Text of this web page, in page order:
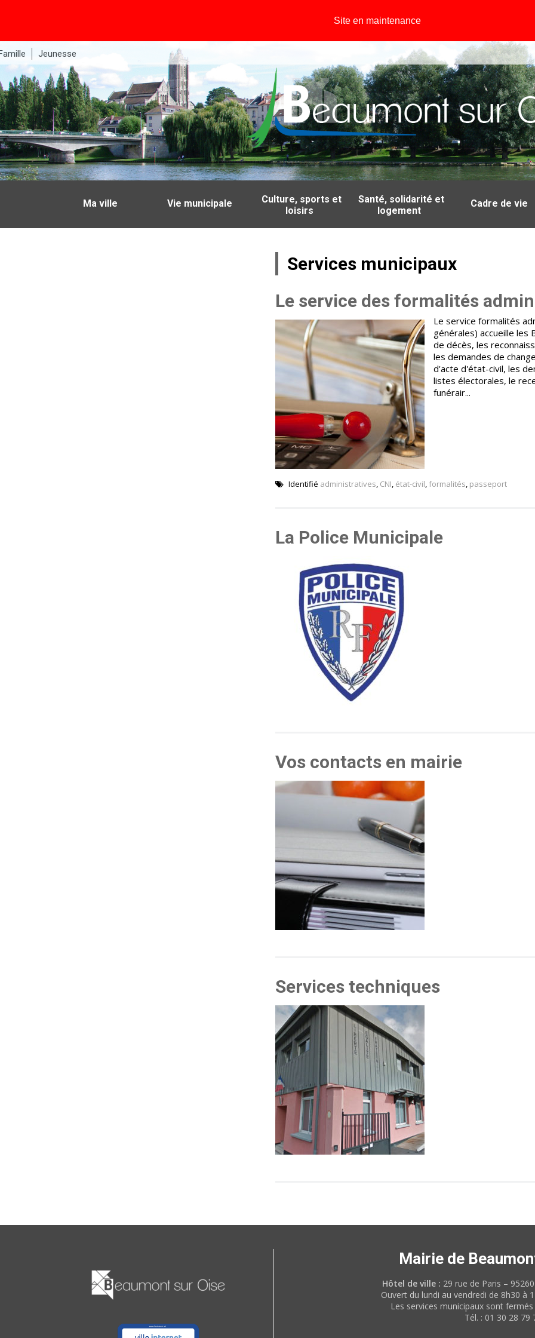
Jeunesse
Ma ville Vie municipale
Culture, sports et
loisirs
Santé, solidarité et
logement
Cadre de vie
Services municipaux
Le service des formalités
Le service formalités
générales) accueille les
de décès, les
les demandes de
d'acte d'état-civil, les
listes électorales, le
funérair...
Identifié administratives, CNI, état-civil, formalités, passeport
La Police Municipale
Vos contacts en mairie
Services techniques
Mairie de
Hôtel de ville : 29 rue de Paris –
Ouvert du lundi au vendredi de 8h30 à
Les services municipaux sont
Tél. : 01 30 28 79
Site en maintenance